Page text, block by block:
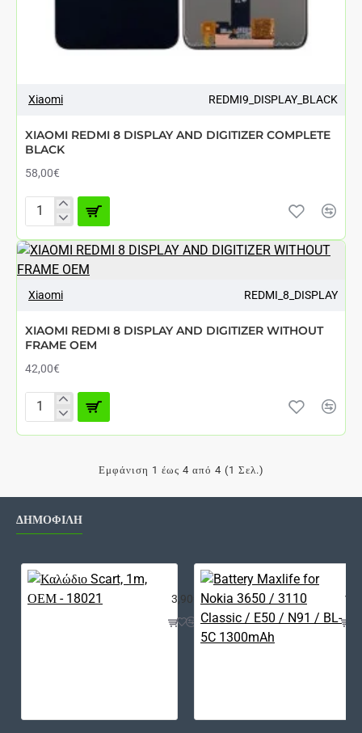
ΑΠΌ 7 ΈΩΣ 12 ΗΜΈΡΕΣ
Xiaomi REDMI9_DISPLAY_BLACK
XIAOMI REDMI 8 DISPLAY AND DIGITIZER COMPLETE
BLACK
58,00€
XIAOMI
8
AND
DIGITIZER
COMPLETE
ΑΠΌ 7 ΈΩΣ 12 ΗΜΈΡΕΣ
Xiaomi REDMI_8_DISPLAY
XIAOMI REDMI 8 DISPLAY AND DIGITIZER WITHOUT
FRAME OEM
42,00€
XIAOMI
WITHOUT
FRAME
Εμφάνιση 1 έως 4 από 4 (1 Σελ.)
ΔΗΜΟΦΙΛΗ
Καλώδιο Scart, 1m, ΟΕΜ - 18021
3,90€